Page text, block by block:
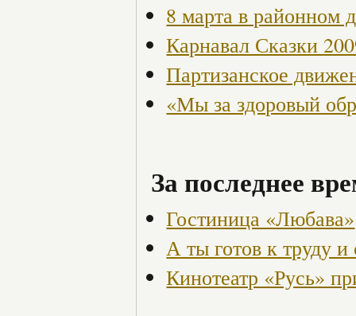
8 марта в районном
Карнавал Сказки
Партизанское
«Мы за здоровый
За последнее
Гостиница «Любава»
А ты готов к труду и
Кинотеатр «Русь»